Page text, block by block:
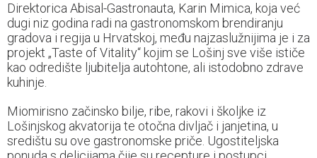
Direktorica Abisal-Gastronauta, Karin Mimica, koja već
dugi niz godina radi na gastronomskom brendiranju
gradova i regija u Hrvatskoj, među najzaslužnijima je i za
projekt „Taste of Vitality“ kojim se Lošinj sve više ističe
kao odredište ljubitelja autohtone, ali istodobno zdrave
kuhinje.
Miomirisno začinsko bilje, ribe, rakovi i školjke iz
Lošinjskog akvatorija te otočna divljač i janjetina, u
središtu su ove gastronomske priče. Ugostiteljska